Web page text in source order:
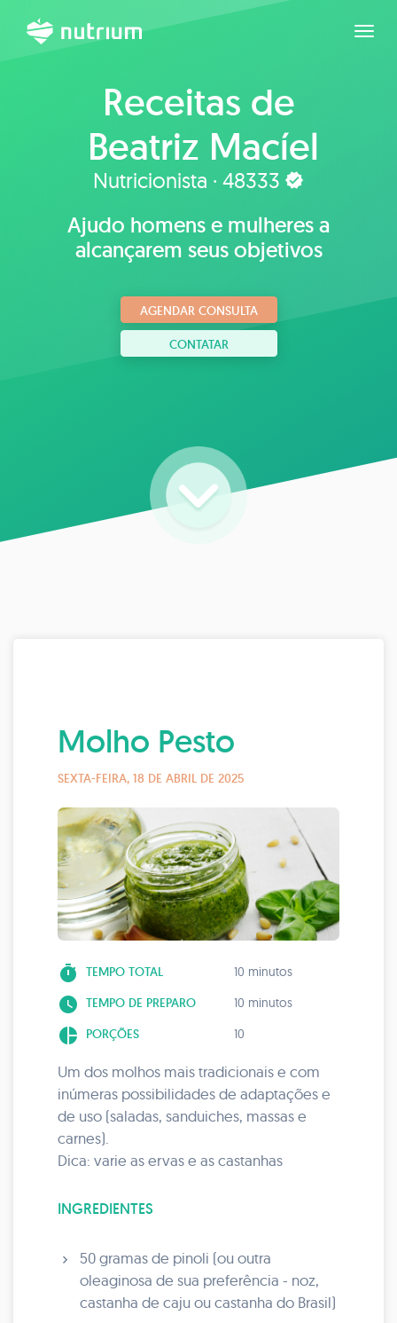
Receitas de
Beatriz Macíel
Nutricionista · 48333
Ajudo homens e mulheres a
alcançarem seus objetivos
AGENDAR CONSULTA
CONTATAR
Molho Pesto
SEXTA-FEIRA, 18 DE ABRIL DE 2025
timer TEMPO TOTAL 10 minutos
watch_later TEMPO DE PREPARO 10 minutos
pie_chart PORÇÕES 10
Um dos molhos mais tradicionais e com
inúmeras possibilidades de adaptações e
de uso (saladas, sanduiches, massas e
carnes).
Dica: varie as ervas e as castanhas
INGREDIENTES
50 gramas de pinoli (ou outra
oleaginosa de sua preferência - noz,
castanha de caju ou castanha do Brasil)